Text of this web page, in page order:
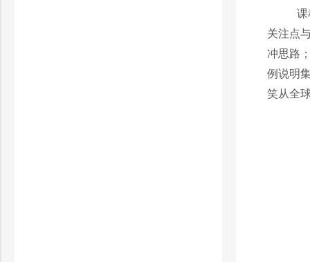
关注点
冲思路
例说明
笑从全